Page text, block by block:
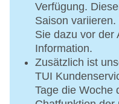
Verfügung.
Saison
Sie dazu vor der
Information.
Zusätzlich ist
TUI
Tage die Woche